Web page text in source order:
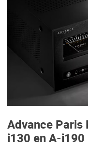
Advance Paris
i130 en A-i190